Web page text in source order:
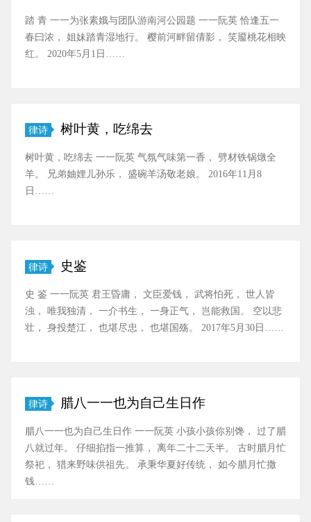
踏 青 一一为张素娥与团队游南河公园题 一一阮英 恰逢五一
春曰浓， 姐妹踏青湿地行。 樱前河畔留倩影， 笑靥桃花相映
红。 2020年5月1日……
律诗 树叶黄，吃绵去
树叶黄，吃绵去 一一阮英 气氛气味第一香， 劈材铁锅燉全
羊。 兄弟妯娌儿孙乐， 盛碗羊汤敬老娘。 2016年11月8
日……
律诗 史鉴
史 鉴 一一阮英 君王昏庸， 文臣爱钱， 武将怕死， 世人皆
浊， 唯我独清， 一介书生， 一身正气， 岂能救国。 空以悲
壮， 身投楚江， 也堪尽忠， 也堪国殇。 2017年5月30日……
律诗 腊八一一也为自己生日作
腊八一一也为自己生日作 一一阮英 小孩小孩你别馋， 过了腊
八就过年。 仔细掐指一推算， 离年二十二天半。 古时腊月忙
祭祀， 猎来野味供祖先。 承秉华夏好传统， 如今腊月忙撒
钱……